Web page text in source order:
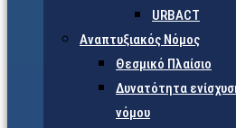
URBACT
Αναπτυξιακός Νόμος
Θεσμικό Πλαίσιο
Δυνατότητα
νόμου